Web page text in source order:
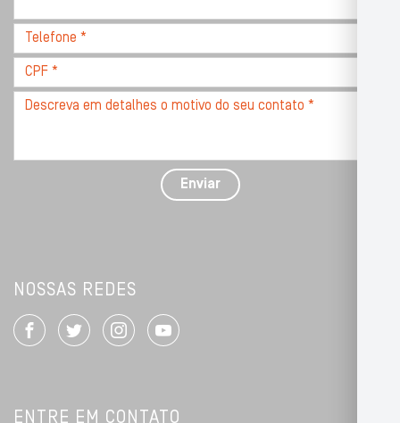
CEP
Telefone
*
CPF
*
Descreva
com
Enviar
NOSSAS REDES
ENTRE EM CONTATO